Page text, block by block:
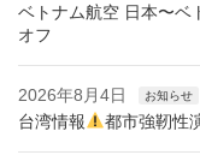
ベトナム航空 日本〜ベ
オフ
2026年8月4日 お知らせ
台湾情報 都市強靭性